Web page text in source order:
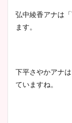
弘中綾香アナは
ます。
下平さやかアナ
ていますね。